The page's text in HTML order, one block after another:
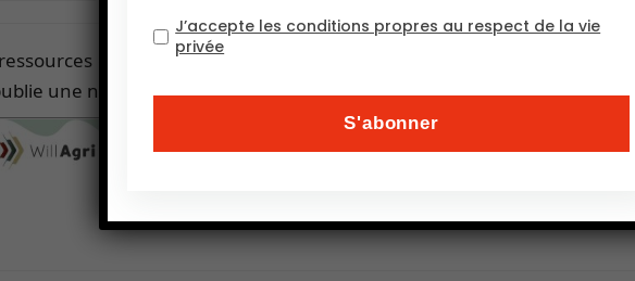
et renforcer l’autonomie des territoires… L’économie
une note de position qui présente les grandes lignes de ses
J’accepte les conditions propres au respect de la vie
privée